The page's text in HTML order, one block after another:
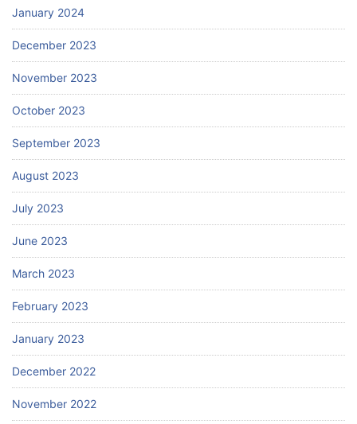
January 2024
December 2023
November 2023
October 2023
September 2023
August 2023
July 2023
June 2023
March 2023
February 2023
January 2023
December 2022
November 2022